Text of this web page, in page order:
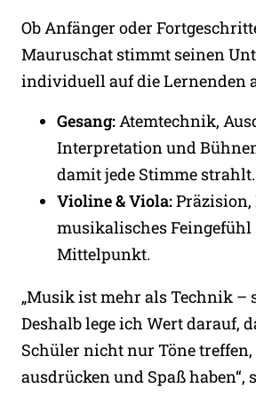
Ob Anfänger oder
Mauruschat stimmt seinen
individuell auf die Lernenden
Gesang: Atemtechnik,
Interpretation und
damit jede Stimme strahlt.
Violine & Viola:
musikalisches Feingefühl
Mittelpunkt.
„Musik ist mehr als Technik –
Deshalb lege ich Wert darauf,
Schüler nicht nur Töne
ausdrücken und Spaß haben“,